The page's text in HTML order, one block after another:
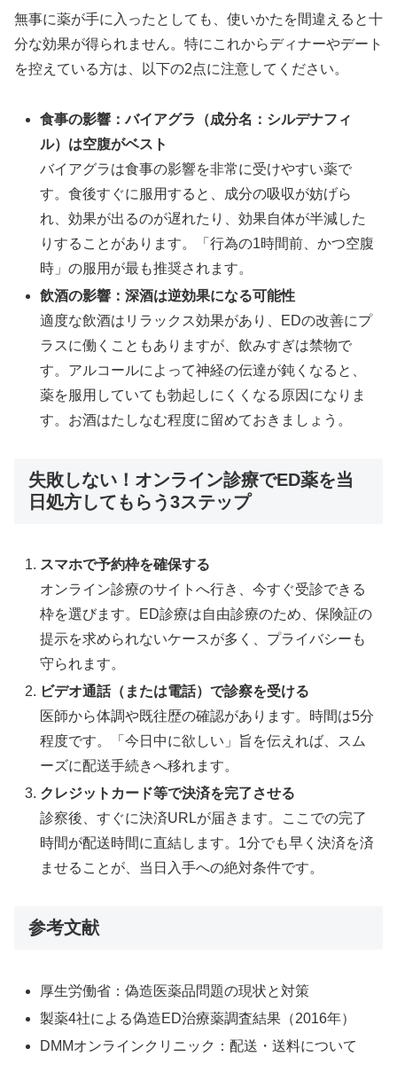
無事に薬が手に入ったとしても、使いかたを間違えると十
分な効果が得られません。特にこれからディナーやデート
を控えている方は、以下の2点に注意してください。
食事の影響：バイアグラ（成分名：シルデナフィ
ル）は空腹がベスト
バイアグラは食事の影響を非常に受けやすい薬で
す。食後すぐに服用すると、成分の吸収が妨げら
れ、効果が出るのが遅れたり、効果自体が半減した
りすることがあります。「行為の1時間前、かつ空腹
時」の服用が最も推奨されます。
飲酒の影響：深酒は逆効果になる可能性
適度な飲酒はリラックス効果があり、EDの改善にプ
ラスに働くこともありますが、飲みすぎは禁物で
す。アルコールによって神経の伝達が鈍くなると、
薬を服用していても勃起しにくくなる原因になりま
す。お酒はたしなむ程度に留めておきましょう。
失敗しない！オンライン診療でED薬を当
日処方してもらう3ステップ
スマホで予約枠を確保する
オンライン診療のサイトへ行き、今すぐ受診できる
枠を選びます。ED診療は自由診療のため、保険証の
提示を求められないケースが多く、プライバシーも
守られます。
ビデオ通話（または電話）で診察を受ける
医師から体調や既往歴の確認があります。時間は5分
程度です。「今日中に欲しい」旨を伝えれば、スム
ーズに配送手続きへ移れます。
クレジットカード等で決済を完了させる
診察後、すぐに決済URLが届きます。ここでの完了
時間が配送時間に直結します。1分でも早く決済を済
ませることが、当日入手への絶対条件です。
参考文献
厚生労働省：偽造医薬品問題の現状と対策
製薬4社による偽造ED治療薬調査結果（2016年）
DMMオンラインクリニック：配送・送料について